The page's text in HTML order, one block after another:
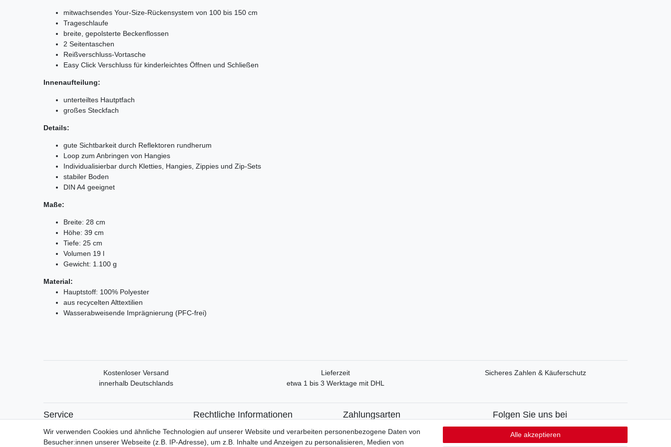
mitwachsendes Your-Size-Rückensystem von 100 bis 150 cm
Trageschlaufe
breite, gepolsterte Beckenflossen
2 Seitentaschen
Reißverschluss-Vortasche
Easy Click Verschluss für kinderleichtes Öffnen und Schließen
Innenaufteilung:
unterteiltes Hautptfach
großes Steckfach
Details:
gute Sichtbarkeit durch Reflektoren rundherum
Loop zum Anbringen von Hangies
Individualisierbar durch Kletties, Hangies, Zippies und Zip-Sets
stabiler Boden
DIN A4 geeignet
Maße:
Breite: 28 cm
Höhe: 39 cm
Tiefe: 25 cm
Volumen 19 l
Gewicht: 1.100 g
Material:
Hauptstoff: 100% Polyester
aus recycelten Alttextilien
Wasserabweisende Imprägnierung (PFC-frei)
Kostenloser Versand
innerhalb Deutschlands
Lieferzeit
etwa 1 bis 3 Werktage mit DHL
Sicheres Zahlen & Käuferschutz
Service
Mein Konto
Versand & Retoure
Rechtliche Informationen
Widerrufsrecht
Widerrufsformular
Zahlungsarten
Paypal
Kreditkarte
Folgen Sie uns bei
Facebook
Instagram
Wir verwenden Cookies und ähnliche Technologien auf unserer Website und verarbeiten personenbezogene Daten von
Besucher:innen unserer Webseite (z.B. IP-Adresse), um z.B. Inhalte und Anzeigen zu personalisieren, Medien von
Alle akzeptieren